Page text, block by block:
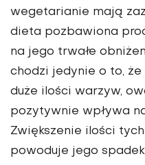
wegetarianie mają
dieta pozbawiona
na jego trwałe
chodzi jedy­nie o to,
duże ilości warzyw,
pozytywnie wpływa
Zwięk­szenie ilości
powoduje jego